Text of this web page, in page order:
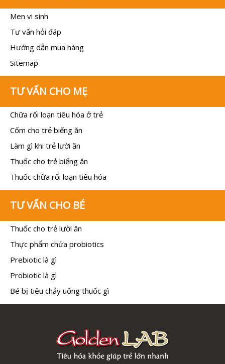
Men vi sinh
Tư vấn hỏi đáp
Hướng dẫn mua hàng
Sitemap
TƯ VẤN CHO MẸ
Chữa rối loạn tiêu hóa ở trẻ
Cốm cho trẻ biếng ăn
Làm gì khi trẻ lười ăn
Thuốc cho trẻ biếng ăn
Thuốc chữa rối loạn tiêu hóa
TƯ VẤN CHO BÉ
Thuốc cho trẻ lười ăn
Thực phẩm chứa probiotics
Prebiotic là gì
Probiotic là gì
Bé bị tiêu chảy uống thuốc gì